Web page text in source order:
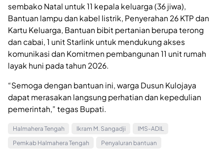
sembako Natal untuk 11 kepala keluarga (36 jiwa),
Bantuan lampu dan kabel listrik, Penyerahan 26 KTP dan
Kartu Keluarga, Bantuan bibit pertanian berupa terong
dan cabai, 1 unit Starlink untuk mendukung akses
komunikasi dan Komitmen pembangunan 11 unit rumah
layak huni pada tahun 2026.
“Semoga dengan bantuan ini, warga Dusun Kulojaya
dapat merasakan langsung perhatian dan kepedulian
pemerintah,” tegas Bupati.
Halmahera Tengah Ikram M. Sangadji
IMS-ADIL
Pemkab Halmahera Tengah
Penyaluran bantuan